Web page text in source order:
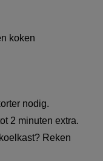
koken
nodig.
2 minuten extra.
Reken